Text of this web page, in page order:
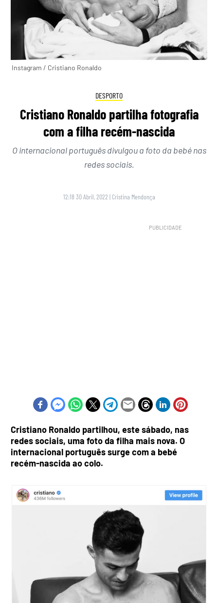
Instagram / Cristiano Ronaldo
DESPORTO
Cristiano Ronaldo partilha fotografia
com a filha recém-nascida
O internacional português divulgou a foto da bebé nas
redes sociais.
12:18 30 Abril, 2022 | Cristina Mendonça
Cristiano Ronaldo partilhou, este sábado, nas
redes sociais, uma foto da filha mais nova. O
internacional português surge com a bebé
recém-nascida ao colo.